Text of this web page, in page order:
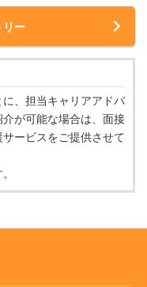
リー
、担当キャリアアドバ
が可能な場合は、面接
ービスをご提供させて